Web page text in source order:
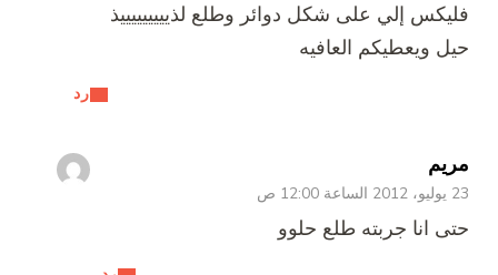
رد
فليكس إلي على شكل دوائر وطلع لذيييييييييذ
حيل ويعطيكم العافيه
مريم
23 يوليو، 2012 الساعة 12:00 ص
حتى انا جربته طلع حلوو